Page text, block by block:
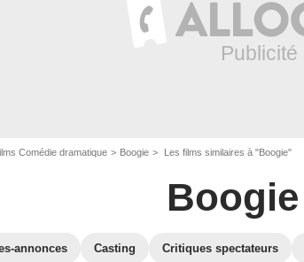
Comédie dramatique Boogie Les films similaires à "Boogie"
Boogie
annonces Casting Critiques spectateurs